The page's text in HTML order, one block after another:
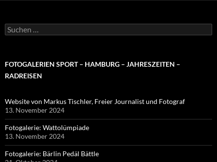
Suchen
nach:
FOTOGALERIEN SPORT – HAMBURG – JAHRESZEITEN –
RADREISEN
Website von Markus Tischler, Freier Journalist und Fotograf
13. November 2024
Fotogalerie: Wattolümpiade
13. November 2024
Fotogalerie: Bärlin Pedäl Bättle